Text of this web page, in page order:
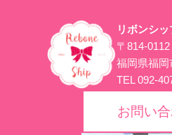
リボンシ
〒814-0112
福岡県福岡
TEL 092-
お問い